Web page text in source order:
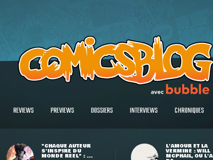
REVIEWS PREVIEWS DOSSIERS INTERVIEWS CHRONIQUES
"CHAQUE AUTEUR
S'INSPIRE DU
MONDE RÉEL" : ...
L'AMOUR ET LA
VERMINE : WILL
MCPHAIL, OU